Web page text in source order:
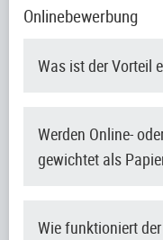
Onlinebewerbung
Was ist der Vorteil
Werden Online-
gewichtet als
Wie funktioniert